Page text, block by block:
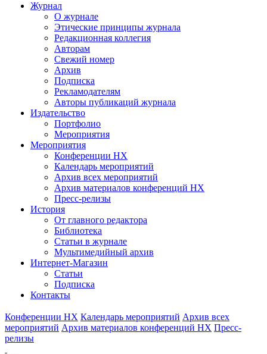
Журнал
О журнале
Этические принципы журнала
Редакционная коллегия
Авторам
Свежий номер
Архив
Подписка
Рекламодателям
Авторы публикаций журнала
Издательство
Портфолио
Мероприятия
Мероприятия
Конференции НХ
Календарь мероприятий
Архив всех мероприятий
Архив материалов конференций НХ
Пресс-релизы
История
От главного редактора
Библиотека
Статьи в журнале
Мультимедийный архив
Интернет-Магазин
Статьи
Подписка
Контакты
Конференции НХ Календарь мероприятий Архив всех
мероприятий Архив материалов конференций НХ Пресс-
релизы